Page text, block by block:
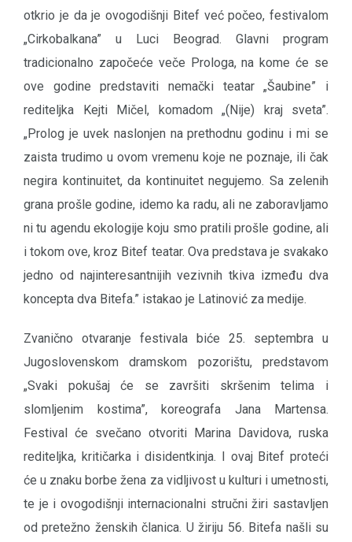
otkrio je da je ovogodišnji Bitef već počeo, festivalom
„Cirkobalkana” u Luci Beograd. Glavni program
tradicionalno započeće veče Prologa, na kome će se
ove godine predstaviti nemački teatar „Šaubine” i
rediteljka Kejti Mičel, komadom „(Nije) kraj sveta”.
„Prolog je uvek naslonjen na prethodnu godinu i mi se
zaista trudimo u ovom vremenu koje ne poznaje, ili čak
negira kontinuitet, da kontinuitet negujemo. Sa zelenih
grana prošle godine, idemo ka radu, ali ne zaboravljamo
ni tu agendu ekologije koju smo pratili prošle godine, ali
i tokom ove, kroz Bitef teatar. Ova predstava je svakako
jedno od najinteresantnijih vezivnih tkiva između dva
koncepta dva Bitefa.” istakao je Latinović za medije.
Zvanično otvaranje festivala biće 25. septembra u
Jugoslovenskom dramskom pozorištu, predstavom
„Svaki pokušaj će se završiti skršenim telima i
slomljenim kostima”, koreografa Jana Martensa.
Festival će svečano otvoriti Marina Davidova, ruska
rediteljka, kritičarka i disidentkinja. I ovaj Bitef proteći
će u znaku borbe žena za vidljivost u kulturi i umetnosti,
te je i ovogodišnji internacionalni stručni žiri sastavljen
od pretežno ženskih članica. U žiriju 56. Bitefa našli su